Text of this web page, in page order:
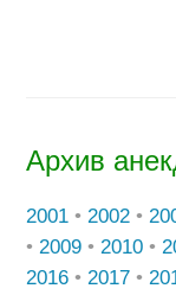
Архив
2001 • 2002 •
• 2009 • 2010 •
2016 • 2017 •